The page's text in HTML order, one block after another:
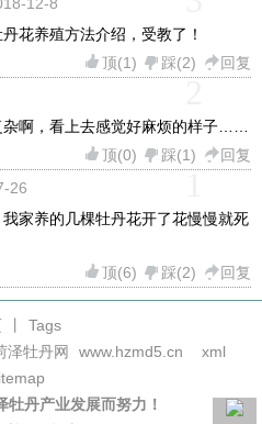
花养殖方法介绍，受教了！
顶(1) 踩(2)
回复
啊，看上去感觉好麻烦的样子……
顶(0) 踩(1)
回复
26
家养的几棵牡丹花开了花慢慢就死
顶(6) 踩(2) 回复
Tags
泽牡丹网 www.hzmd5.cn
xml
牡丹产业发展而努力！